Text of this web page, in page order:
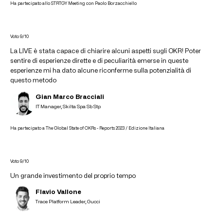
Ha partecipato allo STRTGY Meeting con Paolo Borzacchiello
Voto 9/10
La LIVE è stata capace di chiarire alcuni aspetti sugli OKR! Poter
sentire di esperienze dirette e di peculiarità emerse in queste
esperienze mi ha dato alcune riconferme sulla potenzialità di
questo metodo
Gian Marco Bracciali
IT Manager, Skilta Spa Sb Stp
Ha partecipato a The Global State of OKRs - Reports 2023 / Edizione Italiana
Voto 9/10
Un grande investimento del proprio tempo
Flavio Vallone
Trace Platform Leader, Gucci